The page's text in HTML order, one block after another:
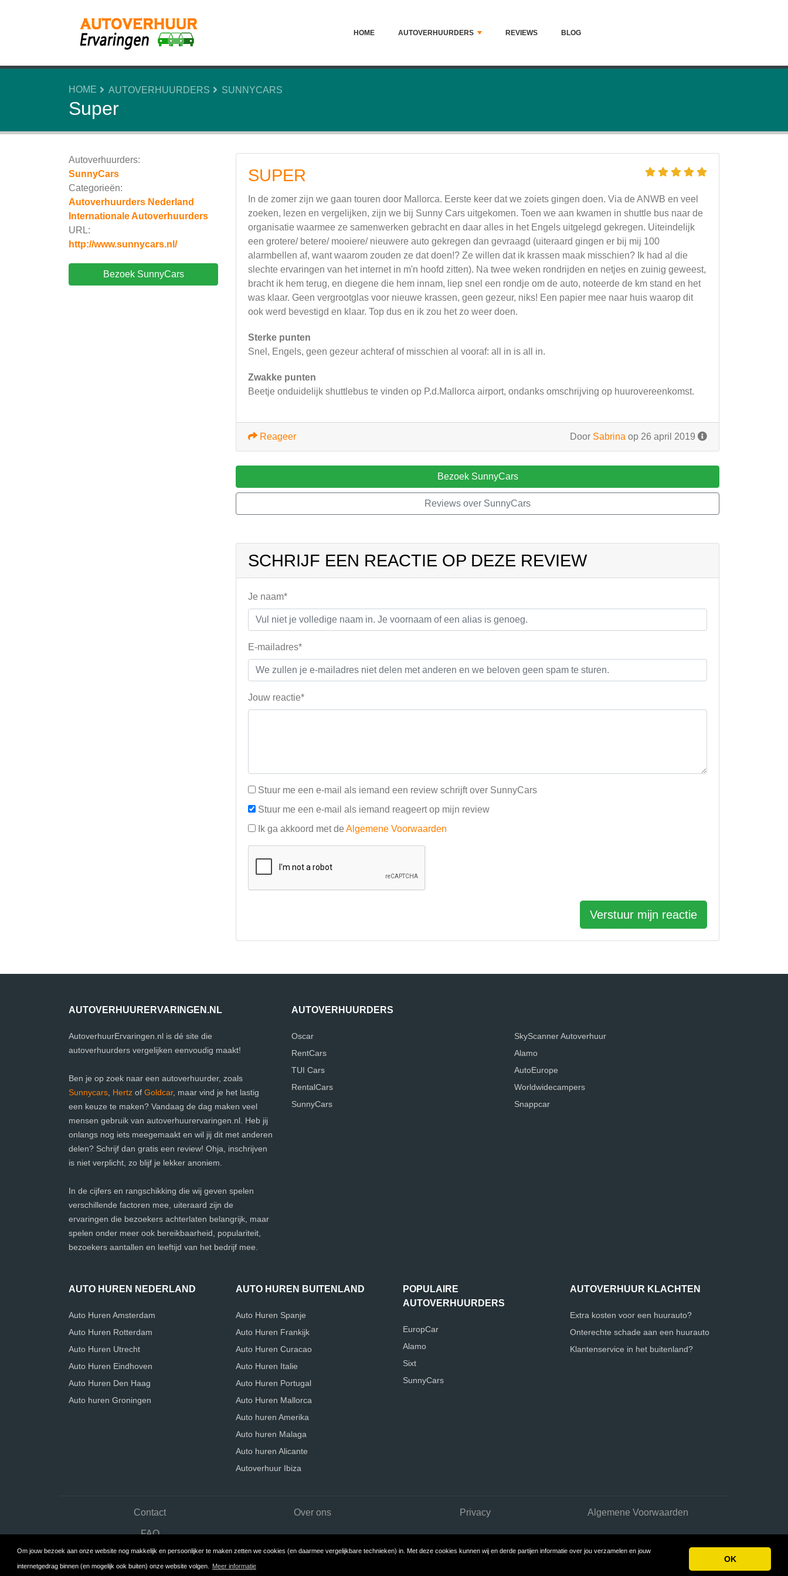
Om jouw bezoek aan onze website nog makkelijk en persoonlijker te maken zetten we cookies (en daarmee vergelijkbare technieken) in. Met deze cookies kunnen wij en derde partijen informatie over jou verzamelen en jouw
internetgedrag binnen (en mogelijk ook buiten) onze website volgen. Meer informatie
OK
HOME AUTOVERHUURDERS REVIEWS BLOG
HOME AUTOVERHUURDERS SUNNYCARS
Super
Autoverhuurders:
SunnyCars
Categorieën:
Autoverhuurders Nederland
Internationale Autoverhuurders
URL:
http://www.sunnycars.nl/
Bezoek SunnyCars
SUPER
In de zomer zijn we gaan touren door Mallorca. Eerste keer dat we zoiets gingen doen. Via de ANWB en veel
zoeken, lezen en vergelijken, zijn we bij Sunny Cars uitgekomen. Toen we aan kwamen in shuttle bus naar de
organisatie waarmee ze samenwerken gebracht en daar alles in het Engels uitgelegd gekregen. Uiteindelijk
een grotere/ betere/ mooiere/ nieuwere auto gekregen dan gevraagd (uiteraard gingen er bij mij 100
alarmbellen af, want waarom zouden ze dat doen!? Ze willen dat ik krassen maak misschien? Ik had al die
slechte ervaringen van het internet in m'n hoofd zitten). Na twee weken rondrijden en netjes en zuinig geweest,
bracht ik hem terug, en diegene die hem innam, liep snel een rondje om de auto, noteerde de km stand en het
was klaar. Geen vergrootglas voor nieuwe krassen, geen gezeur, niks! Een papier mee naar huis waarop dit
ook werd bevestigd en klaar. Top dus en ik zou het zo weer doen.
Sterke punten
Snel, Engels, geen gezeur achteraf of misschien al vooraf: all in is all in.
Zwakke punten
Beetje onduidelijk shuttlebus te vinden op P.d.Mallorca airport, ondanks omschrijving op huurovereenkomst.
Door Sabrina op 26 april 2019
Reageer
Bezoek SunnyCars
Reviews over SunnyCars
SCHRIJF EEN REACTIE OP DEZE REVIEW
Je naam*
E-mailadres*
Jouw reactie*
Stuur me een e-mail als iemand een review schrijft over SunnyCars
Stuur me een e-mail als iemand reageert op mijn review
Ik ga akkoord met de Algemene Voorwaarden
Verstuur mijn reactie
AUTOVERHUURERVARINGEN.NL
AutoverhuurErvaringen.nl is dé site die
autoverhuurders vergelijken eenvoudig maakt!
Ben je op zoek naar een autoverhuurder, zoals
Sunnycars Hertz of Goldcar, maar vind je het lastig
een keuze te maken? Vandaag de dag maken veel
mensen gebruik van autoverhuurervaringen.nl. Heb jij
onlangs nog iets meegemaakt en wil jij dit met anderen
delen? Schrijf dan gratis een review! Ohja, inschrijven
is niet verplicht, zo blijf je lekker anoniem.
In de cijfers en rangschikking die wij geven spelen
verschillende factoren mee, uiteraard zijn de
ervaringen die bezoekers achterlaten belangrijk, maar
spelen onder meer ook bereikbaarheid, populariteit,
bezoekers aantallen en leeftijd van het bedrijf mee.
AUTOVERHUURDERS
Oscar
RentCars
TUI Cars
RentalCars
SunnyCars
SkyScanner Autoverhuur
Alamo
AutoEurope
Worldwidecampers
Snappcar
AUTO HUREN NEDERLAND
Auto Huren Amsterdam
Auto Huren Rotterdam
Auto Huren Utrecht
Auto Huren Eindhoven
Auto Huren Den Haag
Auto huren Groningen
AUTO HUREN BUITENLAND
Auto Huren Spanje
Auto Huren Frankijk
Auto Huren Curacao
Auto Huren Italie
Auto Huren Portugal
Auto Huren Mallorca
Auto huren Amerika
Auto huren Malaga
Auto huren Alicante
Autoverhuur Ibiza
POPULAIRE
AUTOVERHUURDERS
EuropCar
Alamo
Sixt
SunnyCars
AUTOVERHUUR KLACHTEN
Extra kosten voor een huurauto?
Onterechte schade aan een huurauto
Klantenservice in het buitenland?
Contact Over ons Privacy Algemene Voorwaarden
FAQ
Copyright © 2026 AutoverhuurErvaringen.nl